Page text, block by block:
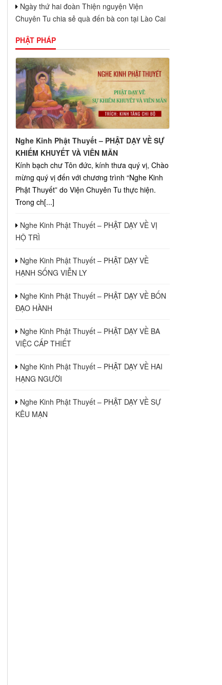
Ngày thứ hai đoàn Thiện nguyện Viện
Chuyên Tu chia sẻ quà đến bà con tại Lào Cai
PHẬT PHÁP
Nghe Kinh Phật Thuyết – PHẬT DẠY VỀ SỰ
KHIẾM KHUYẾT VÀ VIÊN MÃN
Kính bạch chư Tôn đức, kính thưa quý vị, Chào
mừng quý vị đến với chương trình “Nghe Kinh
Phật Thuyết” do Viện Chuyên Tu thực hiện.
Trong ch[...]
Nghe Kinh Phật Thuyết – PHẬT DẠY VỀ VỊ
HỘ TRÌ
Nghe Kinh Phật Thuyết – PHẬT DẠY VỀ
HẠNH SỐNG VIỄN LY
Nghe Kinh Phật Thuyết – PHẬT DẠY VỀ BỐN
ĐẠO HÀNH
Nghe Kinh Phật Thuyết – PHẬT DẠY VỀ BA
VIỆC CẤP THIẾT
Nghe Kinh Phật Thuyết – PHẬT DẠY VỀ HAI
HẠNG NGƯỜI
Nghe Kinh Phật Thuyết – PHẬT DẠY VỀ SỰ
KÊU MẠN